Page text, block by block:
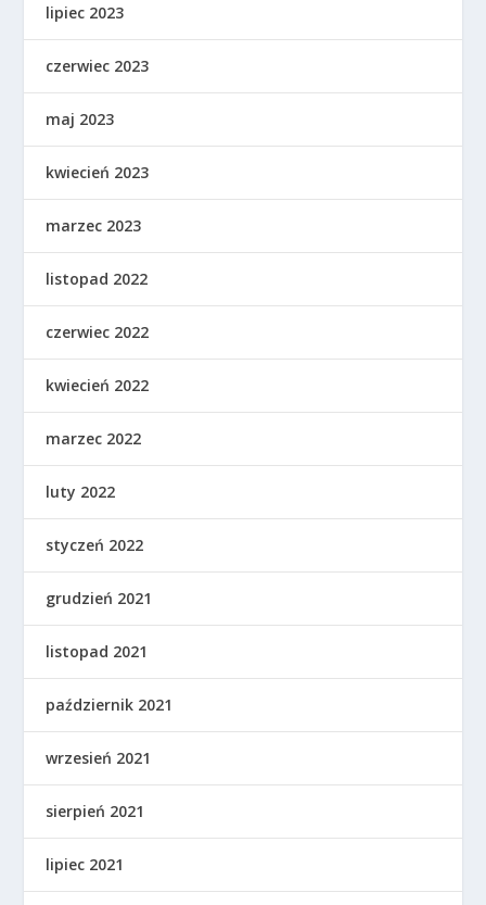
lipiec 2023
czerwiec 2023
maj 2023
kwiecień 2023
marzec 2023
listopad 2022
czerwiec 2022
kwiecień 2022
marzec 2022
luty 2022
styczeń 2022
grudzień 2021
listopad 2021
październik 2021
wrzesień 2021
sierpień 2021
lipiec 2021